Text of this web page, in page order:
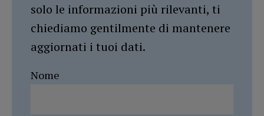
solo le informazioni più rilevanti, ti
chiediamo gentilmente di mantenere
aggiornati i tuoi dati.
Nome